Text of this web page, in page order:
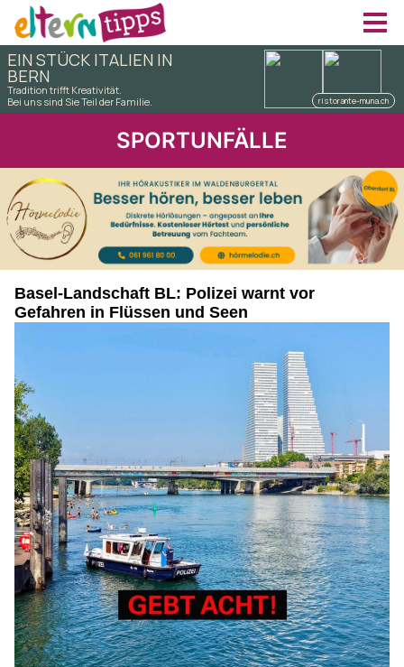
SPORTUNFÄLLE
Basel-Landschaft BL: Polizei warnt vor
Gefahren in Flüssen und Seen